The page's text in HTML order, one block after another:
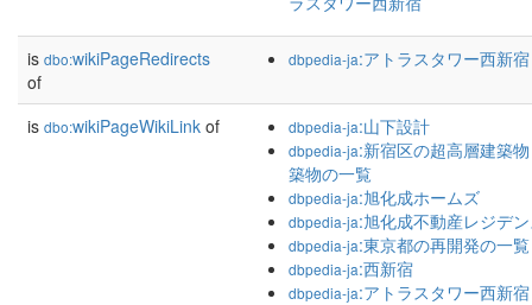
is dbo:wikiPageRedirects
of
dbpedia-ja:アトラスタワー西新宿
is dbo:wikiPageWikiLink of dbpedia-ja:山下設計
dbpedia-ja:新宿区の超高層建築
築物の一覧
dbpedia-ja:旭化成ホームズ
dbpedia-ja:旭化成不動産レジデ
dbpedia-ja:東京都の再開発の一覧
dbpedia-ja:西新宿
dbpedia-ja:アトラスタワー西新宿